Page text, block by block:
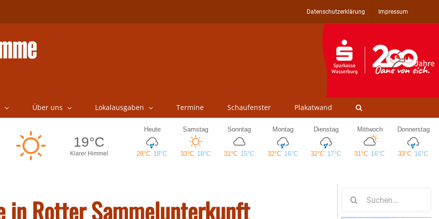
Datenschutzerklärung Impressum
Über uns Lokalausgaben Termine Schaufenster Plakatwand
Rotter Sammelunterkunft
nach: